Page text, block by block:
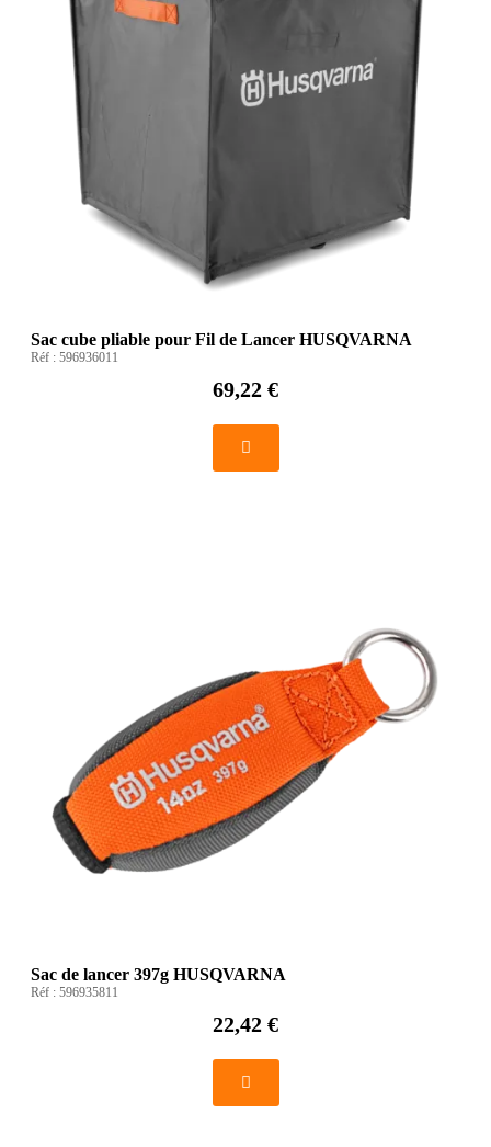
Sac cube pliable pour Fil de Lancer HUSQVARNA
Réf : 596936011
69,22 €
Sac de lancer 397g HUSQVARNA
Réf : 596935811
22,42 €